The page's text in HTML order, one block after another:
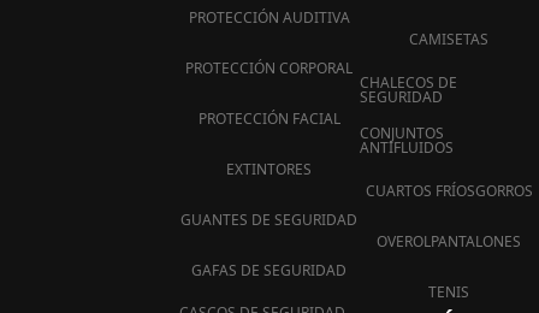
PROTECCIÓN AUDITIVA
PROTECCIÓN CORPORAL
PROTECCIÓN FACIAL
EXTINTORES
GUANTES DE SEGURIDAD
GAFAS DE SEGURIDAD
CAMISETAS
CHALECOS DE
SEGURIDAD
CONJUNTOS
ANTIFLUIDOS
CUARTOS FRÍOSGORROS
OVEROLPANTALONES
TENIS